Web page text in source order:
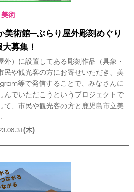
美術
美術館―ぶらり屋外彫刻めぐり
募集！
）に設置してある彫刻作品（具象・
民や観光客の方にお寄せいただき、美
等で発信することで、みなさんに
んでいただこうというプロジェクトで
て、市民や観光客の方と鹿児島市立美
(木)